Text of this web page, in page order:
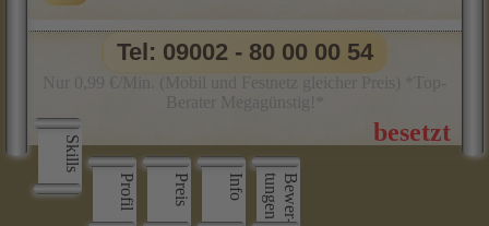
Skills
Profil
Preis Info B
e
w
e
r
­
t
u
n
g
e
n
Tel: 09002 - 80 00 00 54